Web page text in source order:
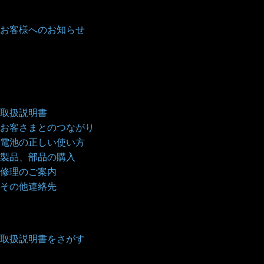
お客様へのお知らせ
取扱説明書
お客さまとのつながり
電池の正しい使い方
製品、部品の購入
修理のご案内
その他連絡先
取扱説明書をさがす